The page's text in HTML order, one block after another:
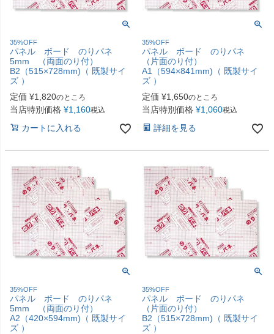
35%OFF
パネル ボード のりパネ
5mm （両面のり付）
B2（515×728mm)（ 既製サイ
ズ ）
定価 ¥1,820のところ
当店特別価格 ¥1,160税込
カートに入れる
35%OFF
パネル ボード のりパネ
（片面のり付）
A1（594×841mm)（ 既製サイ
ズ ）
定価 ¥1,650のところ
当店特別価格 ¥1,060税込
詳細を見る
35%OFF
パネル ボード のりパネ
5mm （両面のり付）
A2（420×594mm)（ 既製サイ
ズ ）
35%OFF
パネル ボード のりパネ
（片面のり付）
B2（515×728mm)（ 既製サイ
ズ ）